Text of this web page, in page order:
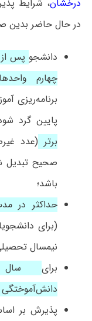
درخشان، شرایط
در حال حاضر بدین
دانشجو پس از ۶ نیمسال تحصیلی
چهارم
برنامه‌ریزی
پایین گرد
برتر(عدد
صحیح تبدیل
باشد؛
حداکثر در مدت ۸ نیمسال
(برای
نیمسال
برای سال
پذیرش بر